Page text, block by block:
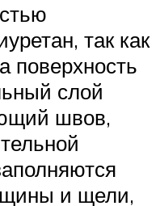
так как
поверхность
слой
швов,
и щели,